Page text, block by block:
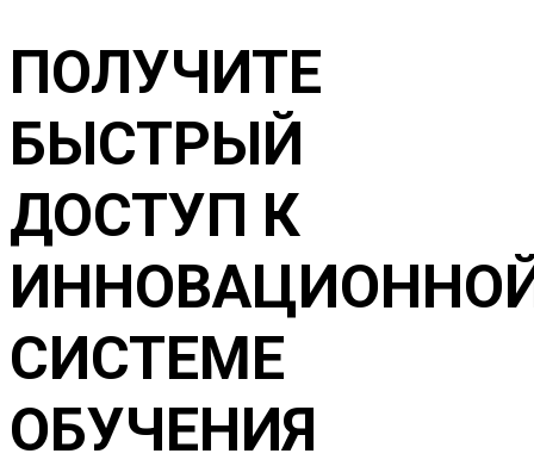
ПОЛУЧИТЕ
БЫСТРЫЙ
ДОСТУП К
СИСТЕМЕ
ОБУЧЕНИЯ